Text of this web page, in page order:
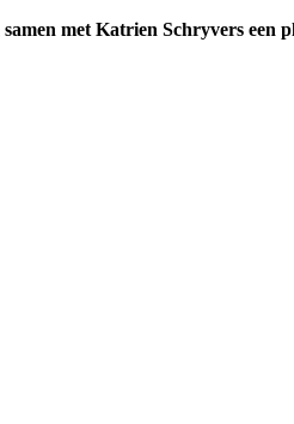
met Katrien Schryvers